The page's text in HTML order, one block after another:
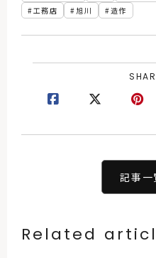
工務店
旭川 造作
記事一
Related